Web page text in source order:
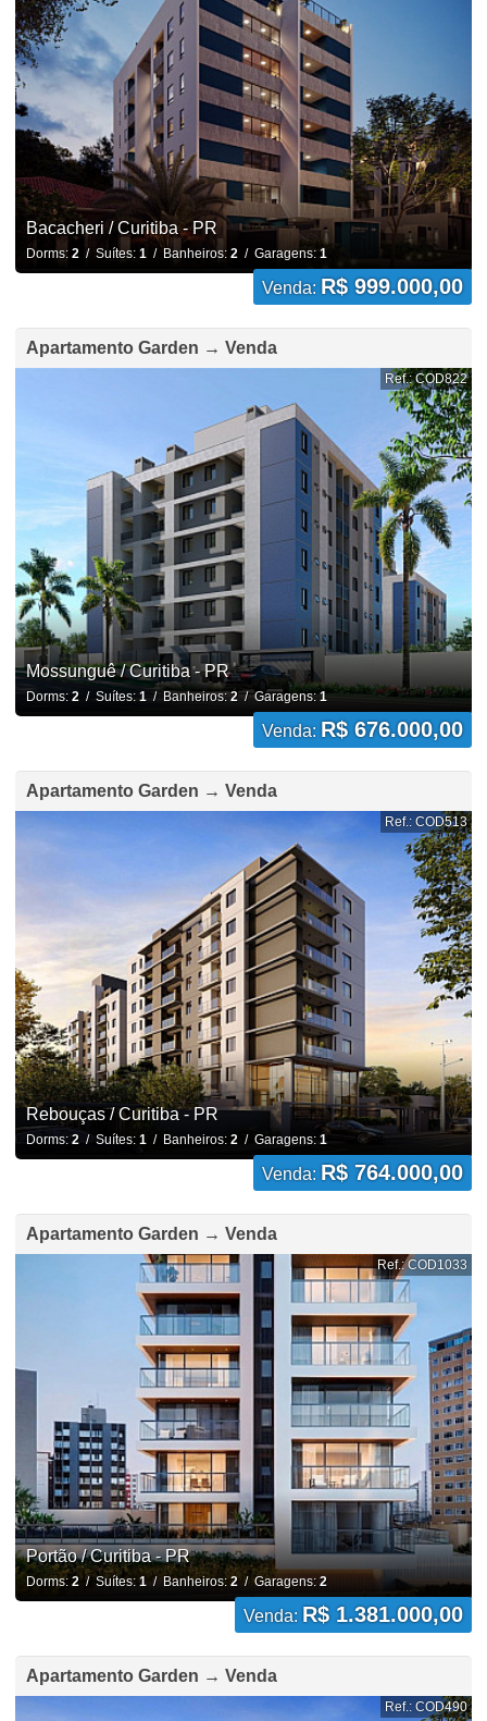
Bacacheri / Curitiba - PR
Dorms: 2/ Suítes: 1/ Banheiros: 2/ Garagens: 1
Venda: R$ 999.000,00
Apartamento Garden → Venda
Ref.: COD822
Mossunguê / Curitiba - PR
Dorms: 2/ Suítes: 1/ Banheiros:2/ Garagens:1
Venda: R$ 676.000,00
Apartamento Garden → Venda
Ref.: COD513
Rebouças / Curitiba - PR
Dorms: 2/ Suítes: 1 / Banheiros: 2 / Garagens: 1
Venda: R$ 764.000,00
Apartamento Garden → Venda
Ref.: COD1033
Portão / Curitiba - PR
Dorms: 2/ Suítes: 1/ Banheiros:2/ Garagens: 2
Venda: R$ 1.381.000,00
Apartamento Garden → Venda
Ref.: COD490